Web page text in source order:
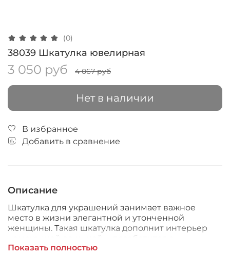
(0)
38039 Шкатулка ювелирная
3 050 руб 4 067 руб
Нет в наличии
В избранное
Добавить в сравнение
Описание
Шкатулка для украшений занимает важное
место в жизни элегантной и утонченной
женщины. Такая шкатулка дополнит интерьер
изысканной вещицей и позаботится о
сохранности любимых украшений.
Показать полностью